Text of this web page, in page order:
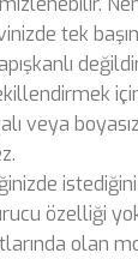
tek
veya
özelliği
olan